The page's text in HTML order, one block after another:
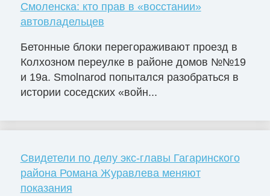
Смоленска: кто прав в «восстании»
автовладельцев
Бетонные блоки перегораживают проезд в
Колхозном переулке в районе домов №№19
и 19а. Smolnarod попытался разобраться в
истории соседских «войн...
Свидетели по делу экс-главы Гагаринского
района Романа Журавлева меняют
показания